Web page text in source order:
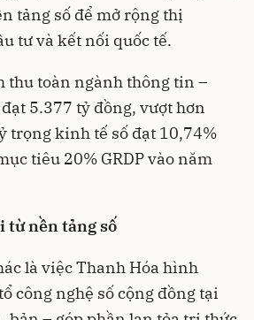
tảng số để mở rộng thị
tư và kết nối quốc tế.
thu toàn ngành thông tin –
5.377 tỷ đồng, vượt hơn
trọng kinh tế số đạt 10,74%
tiêu 20% GRDP vào năm
từ nền tảng số
là việc Thanh Hóa hình
công nghệ số cộng đồng tại